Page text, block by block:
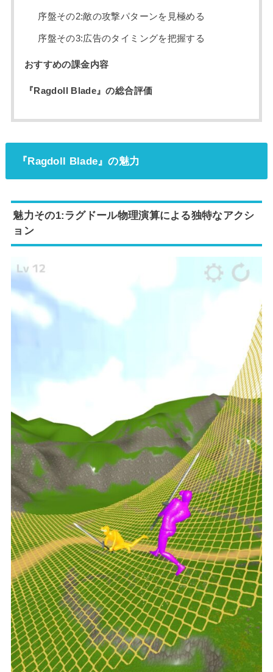
序盤その2:敵の攻撃パターンを見極める
序盤その3:広告のタイミングを把握する
おすすめの課金内容
『Ragdoll Blade』の総合評価
『Ragdoll Blade』の魅力
魅力その1:ラグドール物理演算による独特なアクシ
ョン